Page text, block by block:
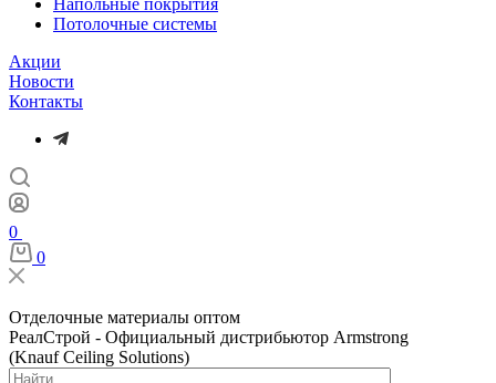
Напольные покрытия
Потолочные системы
Акции
Новости
Контакты
0
0
Отделочные материалы оптом
РеалСтрой - Официальный дистрибьютор Armstrong
(Knauf Ceiling Solutions)